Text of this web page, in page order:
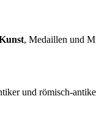
, Medaillen und
und römisch-